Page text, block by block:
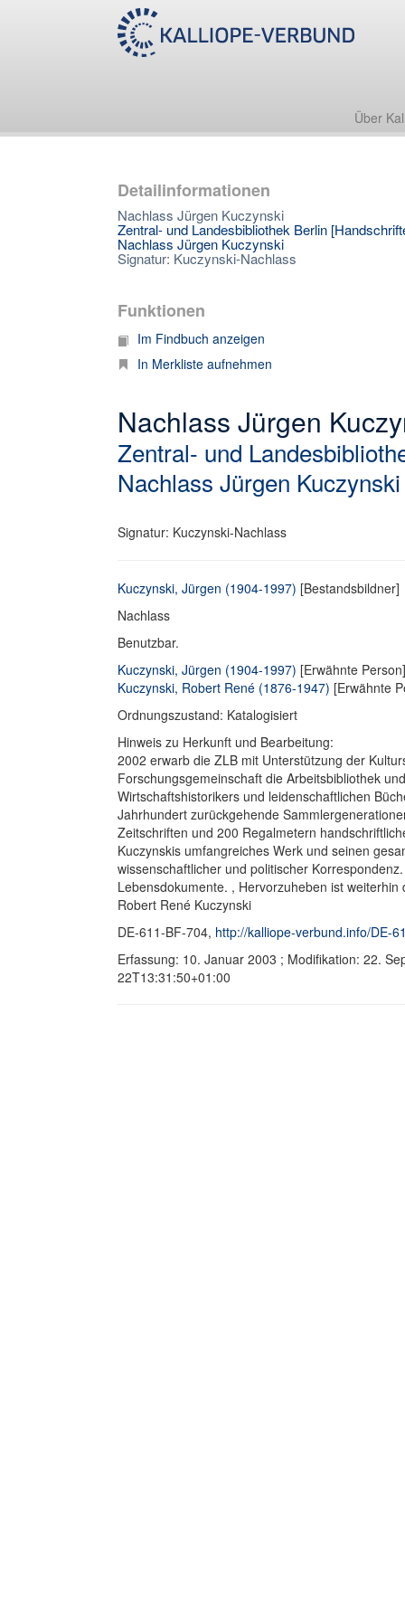
Über
Detailinformationen
Nachlass Jürgen Kuczynski
Zentral- und Landesbibliothek Berlin
Nachlass Jürgen Kuczynski
Signatur: Kuczynski-Nachlass
Funktionen
Im Findbuch anzeigen
In Merkliste aufnehmen
Nachlass Jürgen
Zentral- und
Nachlass Jürgen Kuczynski
Signatur: Kuczynski-Nachlass
Kuczynski, Jürgen (1904-1997) [Bestandsbildner]
Nachlass
Benutzbar.
Kuczynski, Jürgen (1904-1997) [Erwähnte
Kuczynski, Robert René (1876-1947) [Erwähnte
Ordnungszustand: Katalogisiert
Hinweis zu Herkunft und Bearbeitung:
2002 erwarb die ZLB mit Unterstützung der
Forschungsgemeinschaft die Arbeitsbibliothek
Wirtschaftshistorikers und leidenschaftlichen
Jahrhundert zurückgehende
Zeitschriften und 200 Regalmetern
Kuczynskis umfangreiches Werk und seinen
wissenschaftlicher und politischer
Lebensdokumente. , Hervorzuheben ist
Robert René Kuczynski
DE-611-BF-704, http://kalliope-verbund.info/DE-
Erfassung: 10. Januar 2003 ; Modifikation: 22.
22T13:31:50+01:00